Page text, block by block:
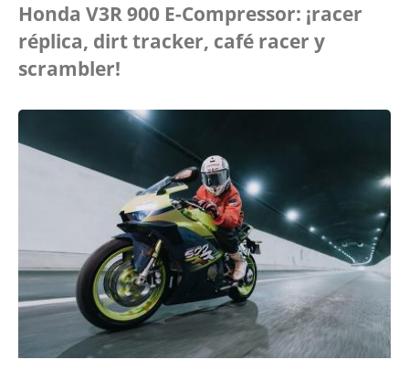
Honda V3R 900 E-Compressor: ¡racer
réplica, dirt tracker, café racer y
scrambler!